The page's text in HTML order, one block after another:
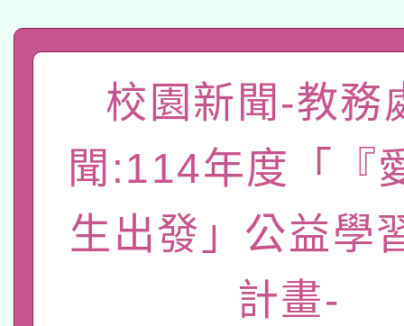
關事宜
轉知教育部國民及學前
國立臺灣師範大學辦
年度健康促進學校輔導
業成長研習」實施計畫
原住民族教育政策研討
族教育國際趨勢與發展
轉知教育部國民及學前
新北市政府教育局辦理
師專業成長研習實施計
函轉國立臺灣師範大學
族語言臺北學習中心
「族語學習班」招生簡
轉知有關國立成功大學
文教學共融平台-教案
件」活動簡章
教育部國民及學前教育
年度COVID-19疫苗接
轉知經濟部水利署委託
校園新聞-教務
聞:114年度「『
生出發」公益學
計畫-